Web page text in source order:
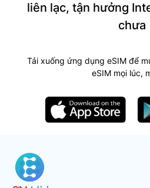
liên lạc, tận hưởng
chưa
Tải xuống ứng dụng eSIM để
eSIM mọi lúc,